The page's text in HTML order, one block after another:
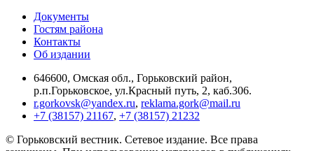
Документы
Гостям района
Контакты
Об издании
646600, Омская обл., Горьковский район,
р.п.Горьковское, ул.Красный путь, 2, каб.306.
r.gorkovsk@yandex.ru, reklama.gork@mail.ru
+7 (38157) 21167, +7 (38157) 21232
© Горьковский вестник. Сетевое издание. Все права